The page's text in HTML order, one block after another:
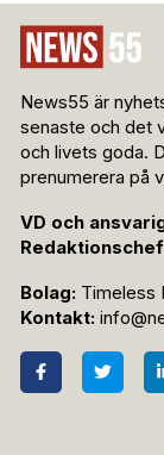
News55 är
senaste och det
och livets goda.
prenumerera på
VD och
Bolag: Timeless
Kontakt: